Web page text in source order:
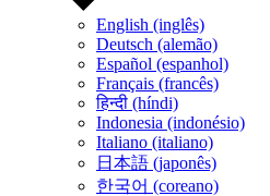
English (inglês)
Deutsch (alemão)
Español (espanhol)
Français (francês)
हिन्दी (híndi)
Indonesia (indonésio)
Italiano (italiano)
日本語 (japonês)
한국어 (coreano)